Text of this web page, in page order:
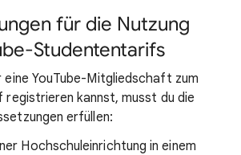
für die Nutzung
Studententarifs
YouTube-Mitgliedschaft zum
kannst, musst du die
erfüllen:
Hochschuleinrichtung in einem